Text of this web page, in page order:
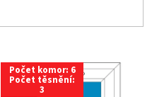
Počet komor: 6
Počet těsnění:
3